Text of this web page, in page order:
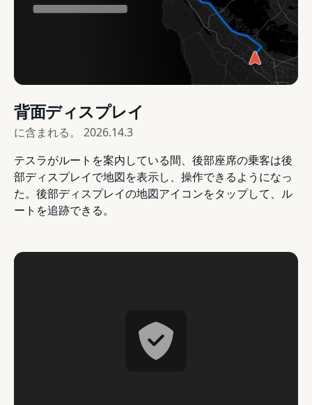
背面ディスプレイ
に含まれる。 2026.14.3
テスラがルートを案内している間、後部座席の乗客は後
部ディスプレイで地図を表示し、操作できるようになっ
た。後部ディスプレイの地図アイコンをタップして、ル
ートを追跡できる。